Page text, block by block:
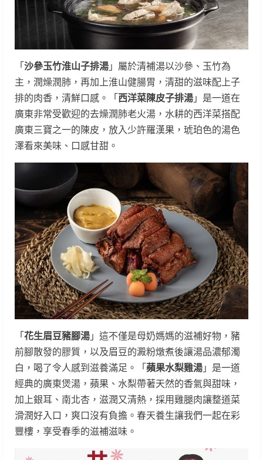
「沙參玉竹淮山子排湯」屬於清補湯以沙參、玉竹為
主，潤燥潤肺，再加上淮山健腸胃，清甜的滋味配上子
排的肉香，清鮮口感。「西洋菜陳皮子排湯」是一道在
廣東非常受歡迎的去燥潤肺老火湯，水耕的西洋菜搭配
廣東三寶之一的陳皮，放入少許羅漢果，琥珀色的湯色
澤看來美味、口感甘甜。
「花生眉豆豬腳湯」這不僅是母奶媽媽的滋補好物，豬
前腳散發的膠質，以及眉豆的澱粉燉煮後讓湯品濃郁濁
白，喝了令人感到滋養滿足。「蘋果水梨雞湯」是一道
經典的廣東煲湯，蘋果、水梨帶著天然的香氣與甜味，
加上銀耳、南北杏，滋潤又清熱，採用雞腿肉讓整道菜
滑潤好入口，爽口沒有負擔。春天養生讓我們一起在彩
豐樓，享受春季的滋補滋味。